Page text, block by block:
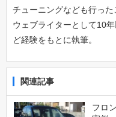
チューニングなども行った
ウェブライターとして10
ど経験をもとに執筆。
関連記事
フロ